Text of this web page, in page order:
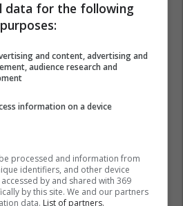
GjejeMjekun
data for the following
purposes:
and content, advertising and
audience research and
information on a device
processed and information from
identifiers, and other device
by and shared with 369
by this site. We and our partners
data. List of partners.